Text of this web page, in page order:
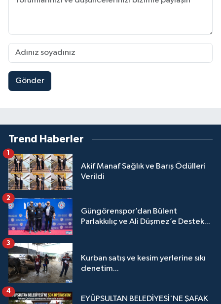
Gönder
Trend Haberler
Akif Manaf Sağlık ve Barış Ödülleri
Verildi
1
Güngörenspor’dan Bülent
Parlakkılıç ve Ali Düşmez’e Destek...
2
Kurban satış ve kesim yerlerine sıkı
denetim...
3
EYÜPSULTAN BELEDİYESİ'NE ŞAFAK
4